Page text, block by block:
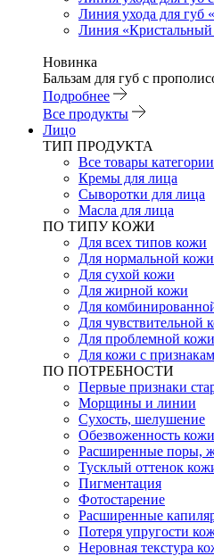
Линия ухода для губ
Линия «Кристальный
Новинка
Бальзам для губ с
Подробнее
Все продукты
Лицо
ТИП ПРОДУКТА
Все товары категории
Кремы для лица
Сыворотки для лица
Масла для лица
ПО ТИПУ КОЖИ
Для всех типов кожи
Для нормальной кожи
Для сухой кожи
Для жирной кожи
Для
Для чувствительной
Для проблемной кожи
Для кожи с
ПО ПОТРЕБНОСТИ
Первые признаки
Морщины и линии
Сухость, шелушение
Обезвоженность кожи
Расширенные поры,
Тусклый оттенок
Пигментация
Фотостарение
Расширенные
Потеря упругости
Неровная текстура